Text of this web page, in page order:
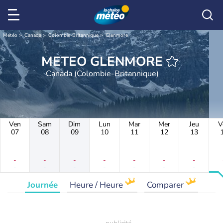
Météo Canada Colombie-Britannique Glenmore
METEO GLENMORE
Canada (Colombie-Britannique)
Ven
07
-
-
Sam
08
-
-
Dim
09
-
-
Lun
10
-
-
Mar
11
-
-
Mer
12
-
-
Jeu
13
-
-
Journée Heure / Heure Comparer